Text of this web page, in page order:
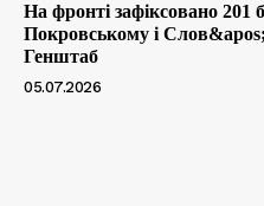
На фронті зафіксовано 201
Покровському і
Генштаб
05.07.2026